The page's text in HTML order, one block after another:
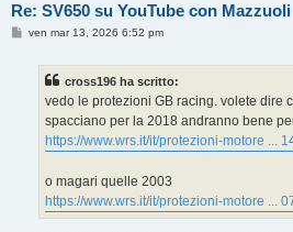
Re: SV650 su YouTube con Mazzuoli
Mven mar 13, 2026 6:52 pm
cross196 ha scritto:
vedo le protezioni GB racing. volete dire
spacciano per la 2018 andranno bene
https://www.wrs.it/it/protezioni-motore ...
o magari quelle 2003
https://www.wrs.it/it/protezioni-motore ...